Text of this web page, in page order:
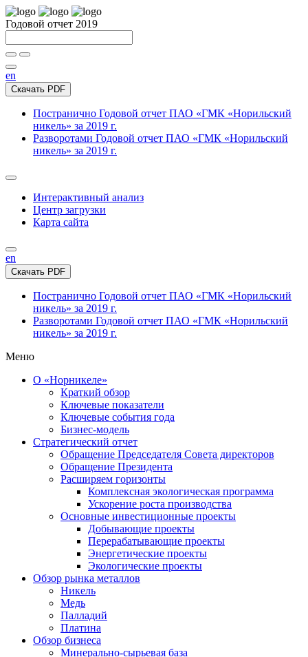
Годовой отчет 2019
en
Скачать PDF
Постранично Годовой отчет ПАО «ГМК «Норильский
никель» за 2019 г.
Разворотами Годовой отчет ПАО «ГМК «Норильский
никель» за 2019 г.
Интерактивный анализ
Центр загрузки
Карта сайта
en
Скачать PDF
Постранично Годовой отчет ПАО «ГМК «Норильский
никель» за 2019 г.
Разворотами Годовой отчет ПАО «ГМК «Норильский
никель» за 2019 г.
Меню
О «Норникеле»
Краткий обзор
Ключевые показатели
Ключевые события года
Бизнес-модель
Стратегический отчет
Обращение Председателя Совета директоров
Обращение Президента
Расширяем горизонты
Комплексная экологическая программа
Ускорение роста производства
Основные инвестиционные проекты
Добывающие проекты
Перерабатывающие проекты
Энергетические проекты
Экологические проекты
Обзор рынка металлов
Никель
Медь
Палладий
Платина
Обзор бизнеса
Минерально-сырьевая база